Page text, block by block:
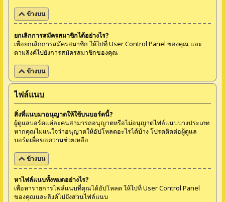
ข้างบน
ยกเลิกการสมัครสมาชิกได้อย่างไร?
เพื่อยกเลิกการสมัครสมาชิก ให้ไปที่ User Control Panel ของคุณ และ
ตามลิงค์ไปยังการสมัครสมาชิกของคุณ
ข้างบน
ไฟล์แนบ
สิ่งที่แนบมาอนุญาตให้ใช้บนบอร์ดนี้?
ผู้ดูแลบอร์ดแต่ละคนสามารถอนุญาตหรือไม่อนุญาตไฟล์แนบบางประเภท
หากคุณไม่แน่ใจว่าอนุญาตให้อัปโหลดอะไรได้บ้าง โปรดติดต่อผู้ดูแล
บอร์ดเพื่อขอความช่วยเหลือ
ข้างบน
หาไฟล์แนบทั้งหมดอย่างไร?
เพื่อหารายการไฟล์แนบที่คุณได้อัปโหลด ให้ไปที่ User Control Panel
ของคุณและลิงค์ไปยังส่วนไฟล์แนบ